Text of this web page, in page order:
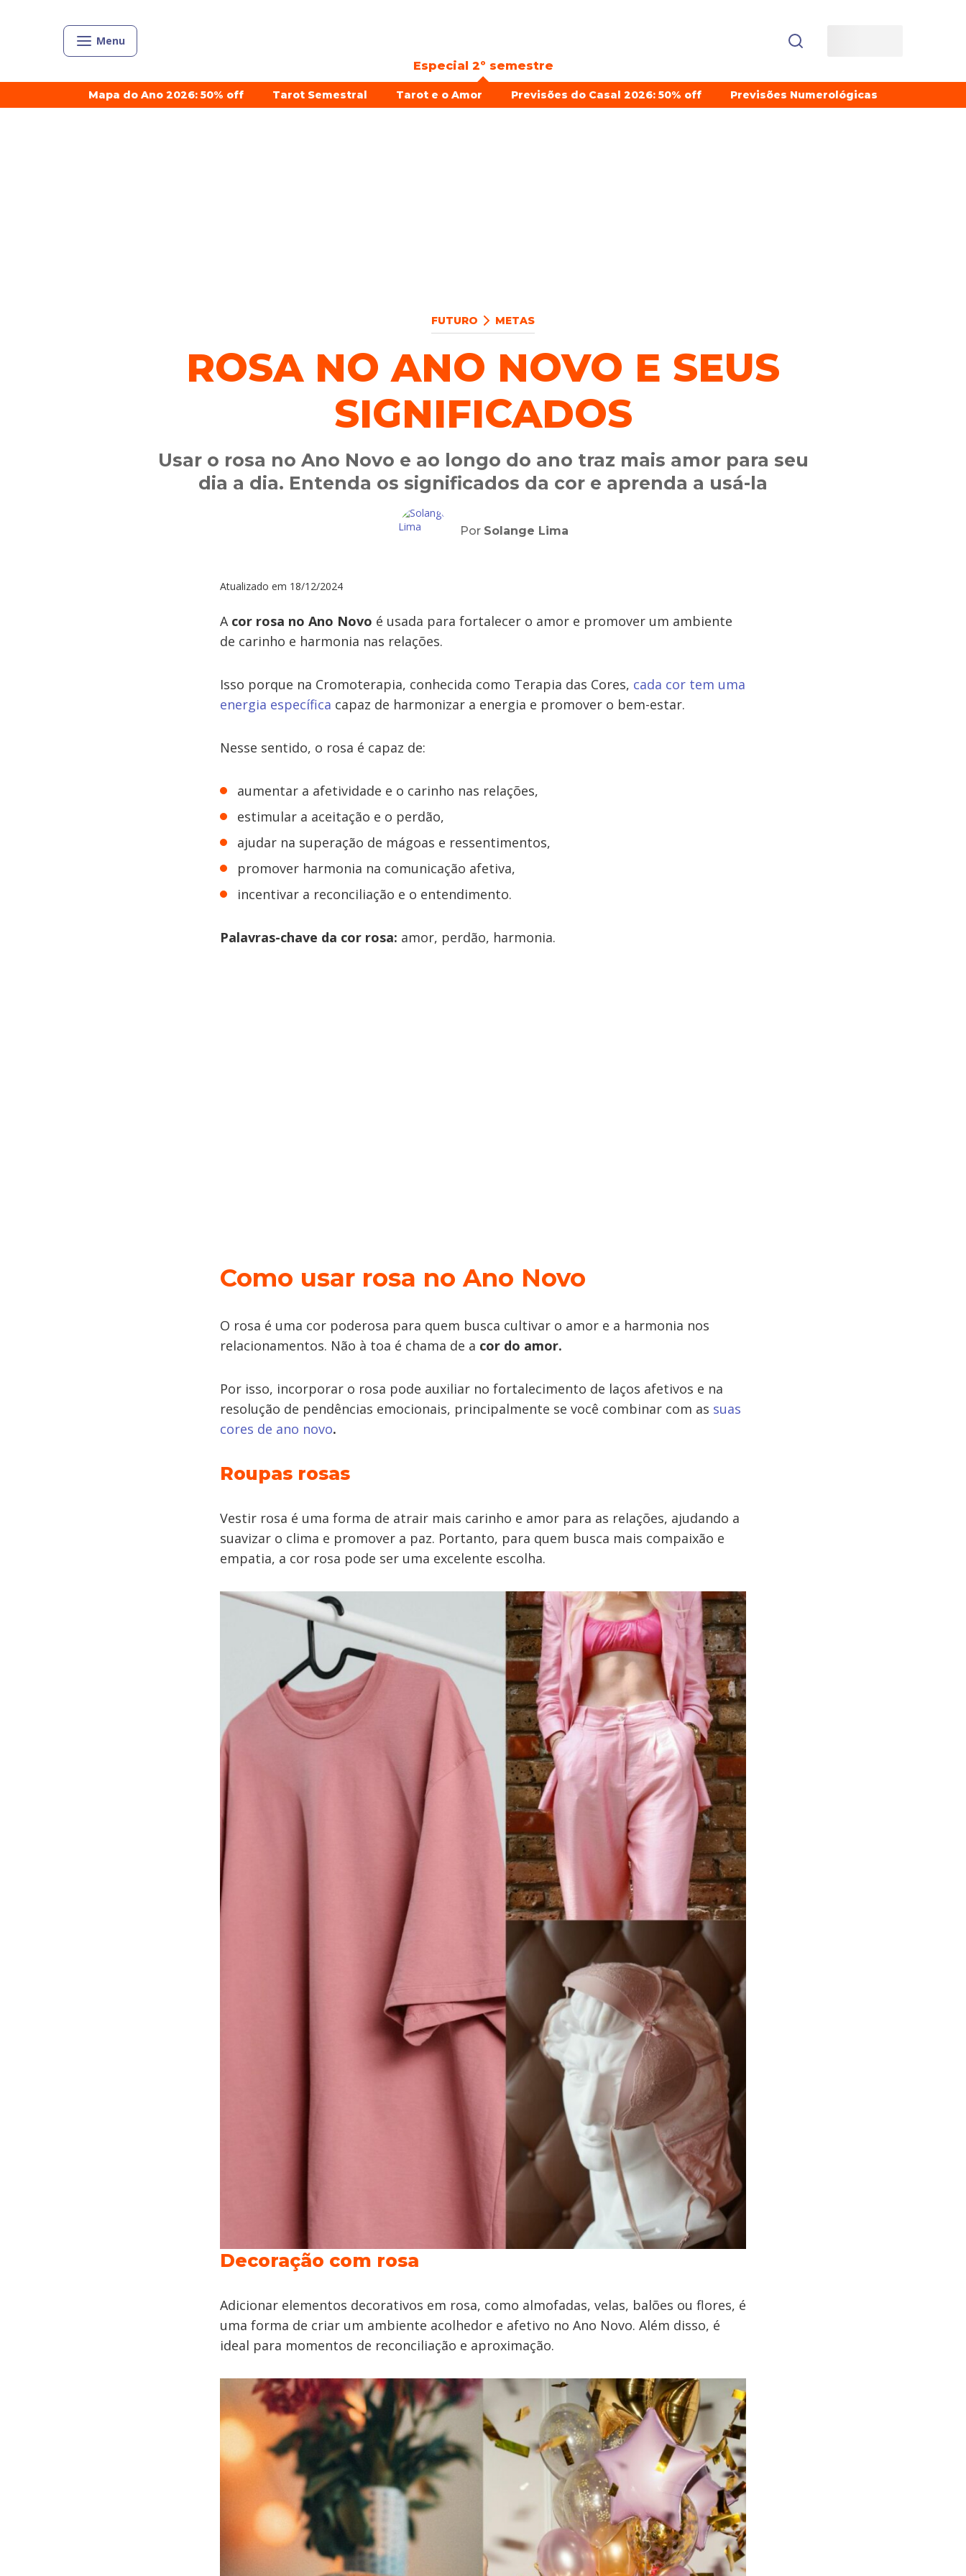
Menu
Especial 2º semestre
Mapa do Ano 2026: 50% off Tarot Semestral Tarot e o Amor Previsões do Casal 2026: 50% off Previsões Numerológicas
FUTURO METAS
ROSA NO ANO NOVO E SEUS
SIGNIFICADOS
Usar o rosa no Ano Novo e ao longo do ano traz mais amor para seu
dia a dia. Entenda os significados da cor e aprenda a usá-la
Por Solange Lima
Atualizado em 18/12/2024
A cor rosa no Ano Novo é usada para fortalecer o amor e promover um ambiente
de carinho e harmonia nas relações.
Isso porque na Cromoterapia, conhecida como Terapia das Cores, cada cor tem uma
energia específica capaz de harmonizar a energia e promover o bem-estar.
Nesse sentido, o rosa é capaz de:
aumentar a afetividade e o carinho nas relações,
estimular a aceitação e o perdão,
ajudar na superação de mágoas e ressentimentos,
promover harmonia na comunicação afetiva,
incentivar a reconciliação e o entendimento.
Palavras-chave da cor rosa: amor, perdão, harmonia.
Como usar rosa no Ano Novo
O rosa é uma cor poderosa para quem busca cultivar o amor e a harmonia nos
relacionamentos. Não à toa é chama de a cor do amor.
Por isso, incorporar o rosa pode auxiliar no fortalecimento de laços afetivos e na
resolução de pendências emocionais, principalmente se você combinar com as suas
cores de ano novo.
Roupas rosas
Vestir rosa é uma forma de atrair mais carinho e amor para as relações, ajudando a
suavizar o clima e promover a paz. Portanto, para quem busca mais compaixão e
empatia, a cor rosa pode ser uma excelente escolha.
Decoração com rosa
Adicionar elementos decorativos em rosa, como almofadas, velas, balões ou flores, é
uma forma de criar um ambiente acolhedor e afetivo no Ano Novo. Além disso, é
ideal para momentos de reconciliação e aproximação.